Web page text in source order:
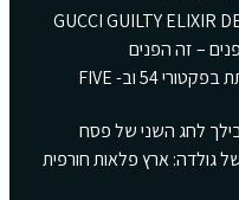
REPRESENT לאביב-קיץ 2024 נוחתת בפקטורי 54 וב- FIVE
לחג השני של פסח
ארץ פלאות חורפית